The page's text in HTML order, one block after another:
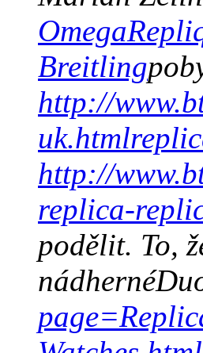
Omega
Breitling
http://
uk.html
http://
replica-
podělit. To,